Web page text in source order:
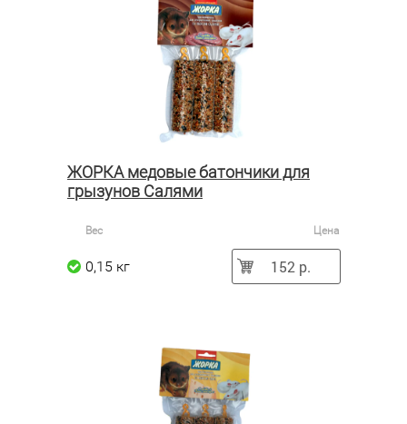
ЖОРКА медовые батончики для
грызунов Салями
Вес Цена
0,15 кг 152 р.